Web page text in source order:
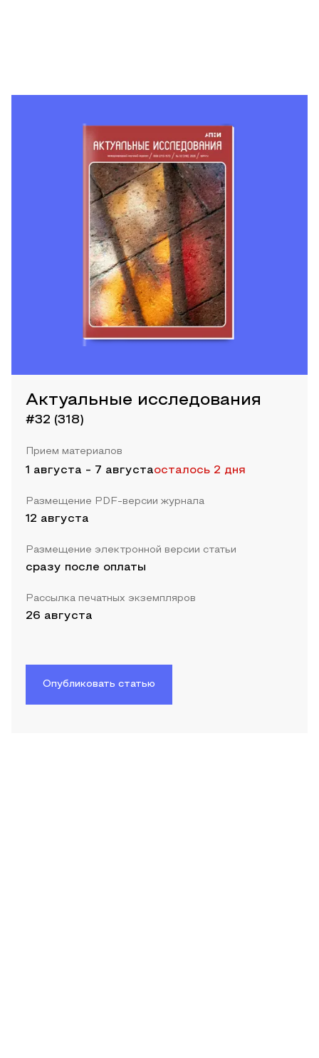
Актуальные исследования
#32 (318)
Прием материалов
1 августа - 7 августаосталось 2 дня
Размещение PDF-версии журнала
12 августа
Размещение электронной версии статьи
сразу после оплаты
Рассылка печатных экземпляров
26 августа
Опубликовать статью